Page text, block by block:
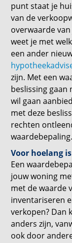
punt staat je
van de
overwaarde
weet je met
een ander
zijn. Met een
beslissing gaan
wil gaan
met deze
rechten
waardebepaling.
Voor hoelang
Een
jouw woning
met de waarde
inventariseren
verkopen? Dan
anders zijn,
ook door